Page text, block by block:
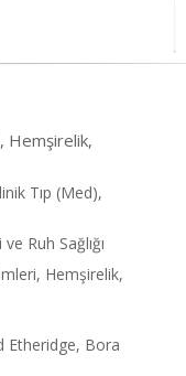
Hemşirelik,
Tıp (Med),
Ruh Sağlığı
Hemşirelik,
Etheridge, Bora